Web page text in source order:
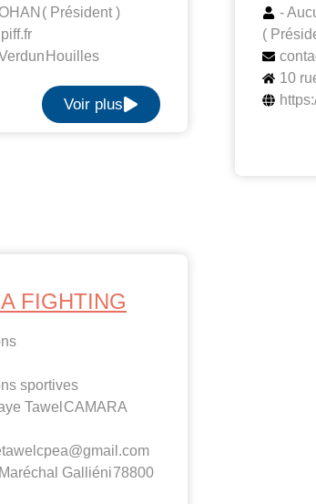
( Président )
Houilles
Voir plus
-
(
10
FIGHTING
sportives
Tawel CAMARA
Galliéni78800